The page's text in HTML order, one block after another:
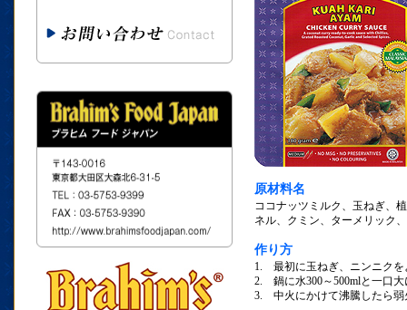
原材料名
ココナッツミルク、玉ねぎ、
ネル、クミン、ターメリック
作り方
1. 最初に玉ねぎ、ニンニクを
2. 鍋に水300～500mlと一口大
3. 中火にかけて沸騰したら弱